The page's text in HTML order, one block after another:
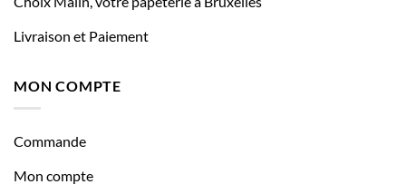
Livraison et Paiement
MON COMPTE
Commande
Mon compte